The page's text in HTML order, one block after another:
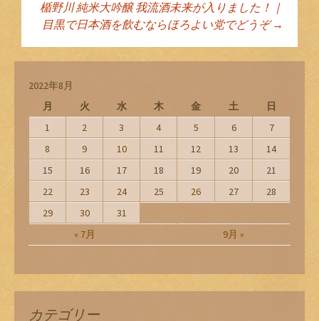
ン
楯野川 純米大吟醸 我流酒未来が入りました！｜
目黒で日本酒を飲むならほろよい党でどうぞ→
2022年8月
月
火 水 木 金 土 日
« 7月 9月 »
1 2 3 4 5 6
7
8
9 10 11 12 13
14
15
16 17 18 19 20
21
22
23 24 25 26 27
28
29
30 31
カテゴリー